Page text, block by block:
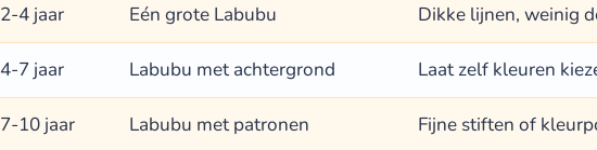
2-4 jaar Eén grote Labubu Dikke lijnen, weinig
4-7 jaar Labubu met achtergrond Laat zelf kleuren
7-10 jaar Labubu met patronen Fijne stiften of